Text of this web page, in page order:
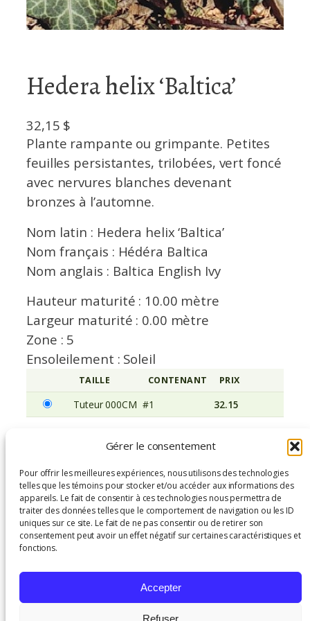
Gérer le consentement
Pour offrir les meilleures expériences, nous utilisons des technologies
telles que les témoins pour stocker et/ou accéder aux informations des
appareils. Le fait de consentir à ces technologies nous permettra de
traiter des données telles que le comportement de navigation ou les ID
uniques sur ce site. Le fait de ne pas consentir ou de retirer son
consentement peut avoir un effet négatif sur certaines caractéristiques et
fonctions.
Accepter
Refuser
Hedera helix ‘Baltica’
32,15 $
Plante rampante ou grimpante. Petites
feuilles persistantes, trilobées, vert foncé
avec nervures blanches devenant
bronzes à l’automne.
Nom latin : Hedera helix ‘Baltica’
Nom français : Hédéra Baltica
Nom anglais : Baltica English Ivy
Hauteur maturité : 10.00 mètre
Largeur maturité : 0.00 mètre
Zone : 5
Ensoleilement : Soleil
TAILLE CONTENANT PRIX
Tuteur 000CM #1 32.15
Hedera helix ‘Baltica’ – Tuteur 000CM, #1
207 en inventaire
q
u
a
− + Ajouter au panier
C1G
Grimpants
Végétaux
Tags: